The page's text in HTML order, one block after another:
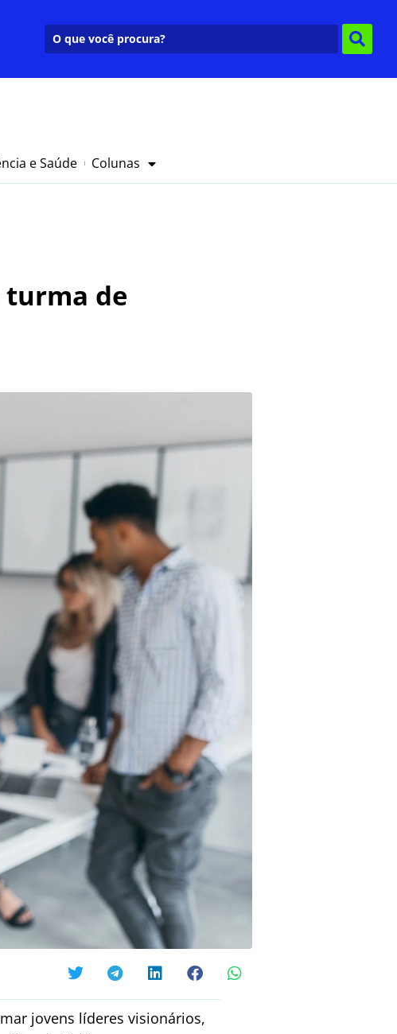
e Saúde Colunas
turma de
jovens líderes visionários,